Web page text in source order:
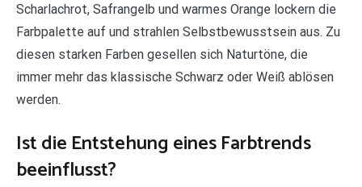
Scharlachrot, Safrangelb und warmes Orange lockern die
Farbpalette auf und strahlen Selbstbewusstsein aus. Zu
diesen starken Farben gesellen sich Naturtöne, die
immer mehr das klassische Schwarz oder Weiß ablösen
werden.
Ist die Entstehung eines Farbtrends
beeinflusst?